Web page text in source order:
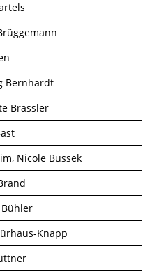
Bernhardt
Brassler
Nicole Bussek
Knapp